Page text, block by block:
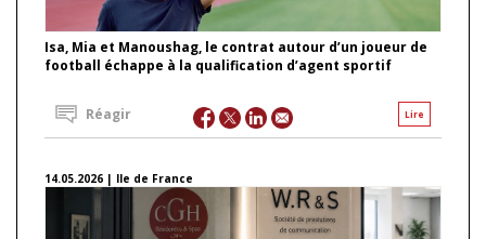
Isa, Mia et Manoushag, le contrat autour d’un joueur de
football échappe à la qualification d’agent sportif
Lire
Réagir
14.05.2026 | Ile de France